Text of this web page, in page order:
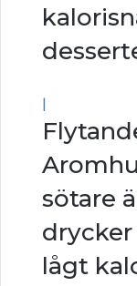
|
sötare
lågt